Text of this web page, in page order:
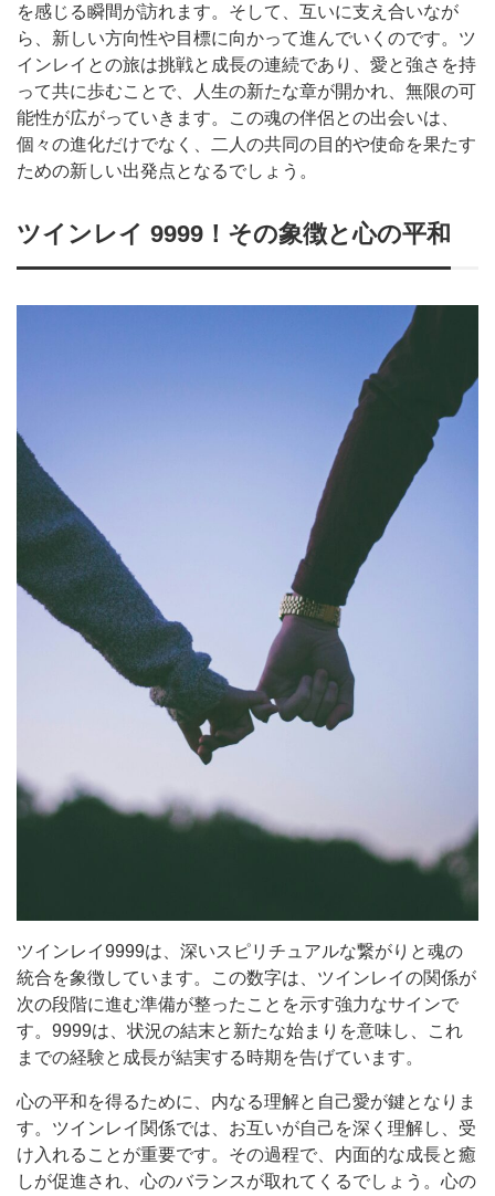
を感じる瞬間が訪れます。そして、互いに支え合いなが
ら、新しい方向性や目標に向かって進んでいくのです。ツ
インレイとの旅は挑戦と成長の連続であり、愛と強さを持
って共に歩むことで、人生の新たな章が開かれ、無限の可
能性が広がっていきます。この魂の伴侶との出会いは、
個々の進化だけでなく、二人の共同の目的や使命を果たす
ための新しい出発点となるでしょう。
ツインレイ 9999！その象徴と心の平和
ツインレイ9999は、深いスピリチュアルな繋がりと魂の
統合を象徴しています。この数字は、ツインレイの関係が
次の段階に進む準備が整ったことを示す強力なサインで
す。9999は、状況の結末と新たな始まりを意味し、これ
までの経験と成長が結実する時期を告げています。
心の平和を得るために、内なる理解と自己愛が鍵となりま
す。ツインレイ関係では、お互いが自己を深く理解し、受
け入れることが重要です。その過程で、内面的な成長と癒
しが促進され、心のバランスが取れてくるでしょう。心の